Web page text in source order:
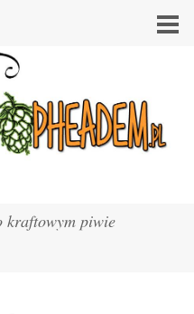
kraftowym piwie